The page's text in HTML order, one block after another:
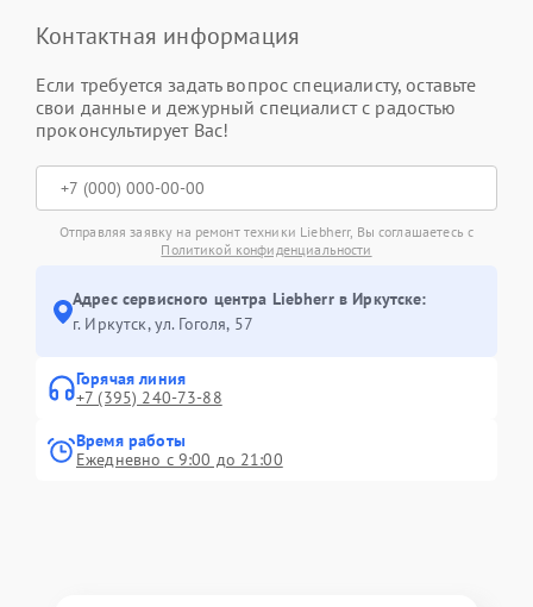
Контактная информация
Если требуется задать вопрос специалисту, оставьте
свои данные и дежурный специалист с радостью
проконсультирует Вас!
Отправляя заявку на ремонт техники Liebherr, Вы соглашаетесь с
Политикой конфиденциальности
Адрес сервисного центра Liebherr в Иркутске:
г. Иркутск, ул. ​Гоголя, 57
Горячая линия
+7 (395) 240-73-88
Время работы
Ежедневно с 9:00 до 21:00